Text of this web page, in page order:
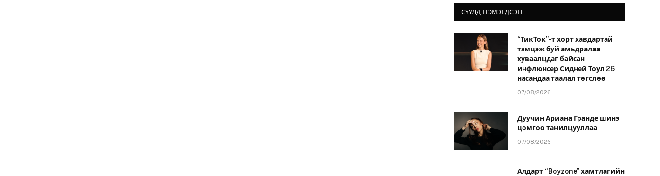
СҮҮЛД НЭМЭГДСЭН
“ТикТок”-т хорт хавдартай
тэмцэж буй амьдралаа
хуваалцдаг байсан
инфлюнсер Сидней Тоул 26
насандаа таалал төгслөө
07/08/2026
Дуучин Ариана Гранде шинэ
цомгоо танилцууллаа
07/08/2026
Алдарт “Boyzone” хамтлагийн